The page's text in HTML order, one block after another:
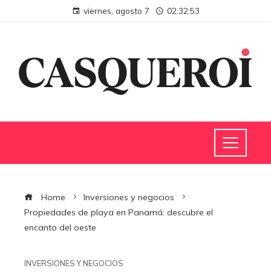
viernes, agosto 7 02:32:53
Home
Inversiones y negocios
Propiedades de playa en Panamá: descubre el
encanto del oeste
INVERSIONES Y NEGOCIOS